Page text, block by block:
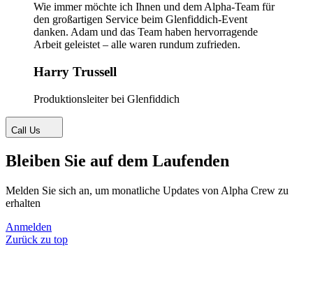
Wie immer möchte ich Ihnen und dem Alpha-Team für
den großartigen Service beim Glenfiddich-Event
danken. Adam und das Team haben hervorragende
Arbeit geleistet – alle waren rundum zufrieden.
Harry Trussell
Produktionsleiter bei Glenfiddich
Call Us
Bleiben Sie auf dem Laufenden
Melden Sie sich an, um monatliche Updates von Alpha Crew zu
erhalten
Anmelden
Zurück zu top